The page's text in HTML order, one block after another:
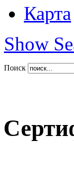
Карта
Show
Поиск